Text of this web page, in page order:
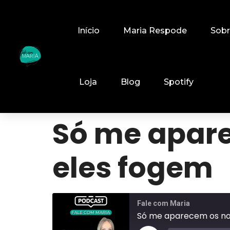
Início Maria Respode
Loja Blog Spotify
Só me
eles fogem
Fale com Maria
Só me aparecem os